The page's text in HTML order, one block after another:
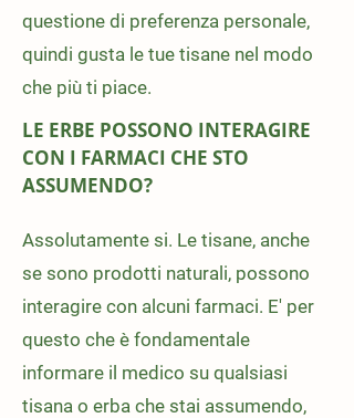
questione di preferenza personale,
quindi gusta le tue tisane nel modo
che più ti piace.
LE ERBE POSSONO INTERAGIRE
CON I FARMACI CHE STO
ASSUMENDO?
Assolutamente si. Le tisane, anche
se sono prodotti naturali, possono
interagire con alcuni farmaci. E' per
questo che è fondamentale
informare il medico su qualsiasi
tisana o erba che stai assumendo,